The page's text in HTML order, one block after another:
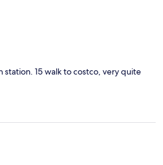
station. 15 walk to costco, very quite